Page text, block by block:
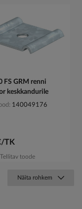
FS GRM renni
keskkandurile
140049176
TK
Tellitav toode
Näita rohkem